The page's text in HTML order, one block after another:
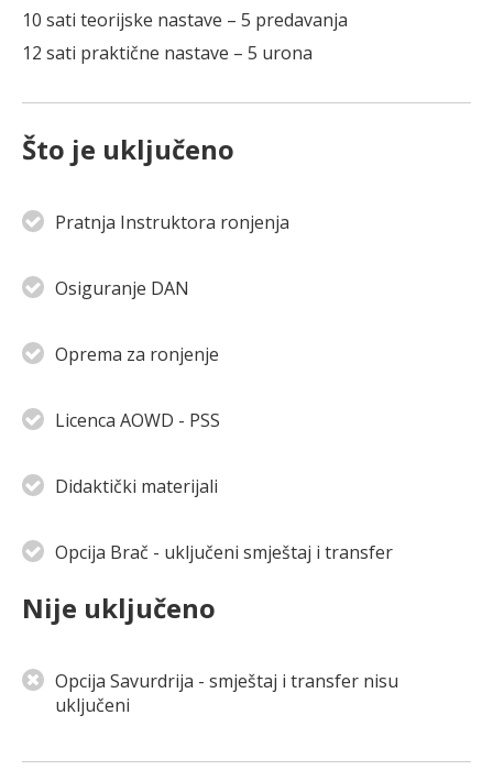
10 sati teorijske nastave – 5 predavanja
Što je uključeno
Pratnja Instruktora ronjenja
Osiguranje DAN
Oprema za ronjenje
Licenca AOWD - PSS
Didaktički materijali
Opcija Brač - uključeni smještaj i transfer
Nije uključeno
Opcija Savurdrija - smještaj i transfer nisu
uključeni